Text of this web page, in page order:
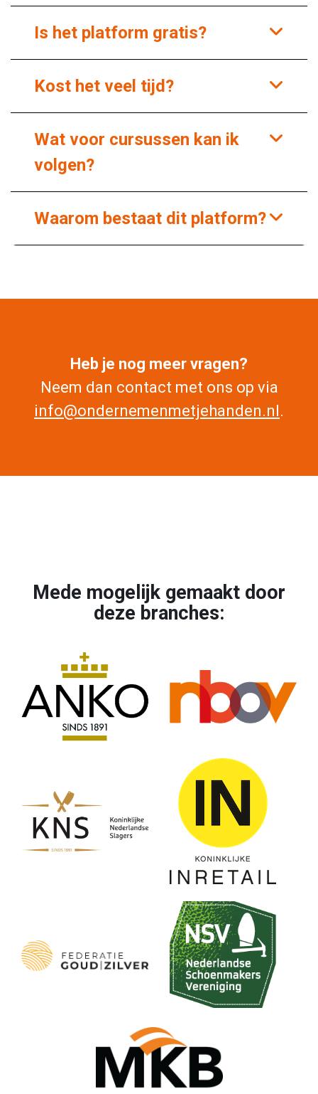
Is het platform gratis?
Kost het veel tijd?
Wat voor cursussen kan ik
volgen?
Waarom bestaat dit platform?
Heb je nog meer vragen?
Neem dan contact met ons op via
info@ondernemenmetjehanden.nl .
Mede mogelijk gemaakt door
deze branches: